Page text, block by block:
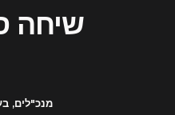
שיחה
מנכ"לים,